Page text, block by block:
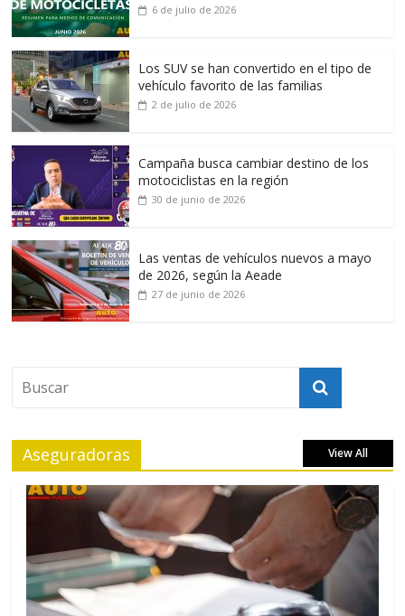
6 de julio de 2026
Los SUV se han convertido en el tipo de
vehículo favorito de las familias
2 de julio de 2026
Campaña busca cambiar destino de los
motociclistas en la región
30 de junio de 2026
Las ventas de vehículos nuevos a mayo
de 2026, según la Aeade
27 de junio de 2026
Aseguradoras View All